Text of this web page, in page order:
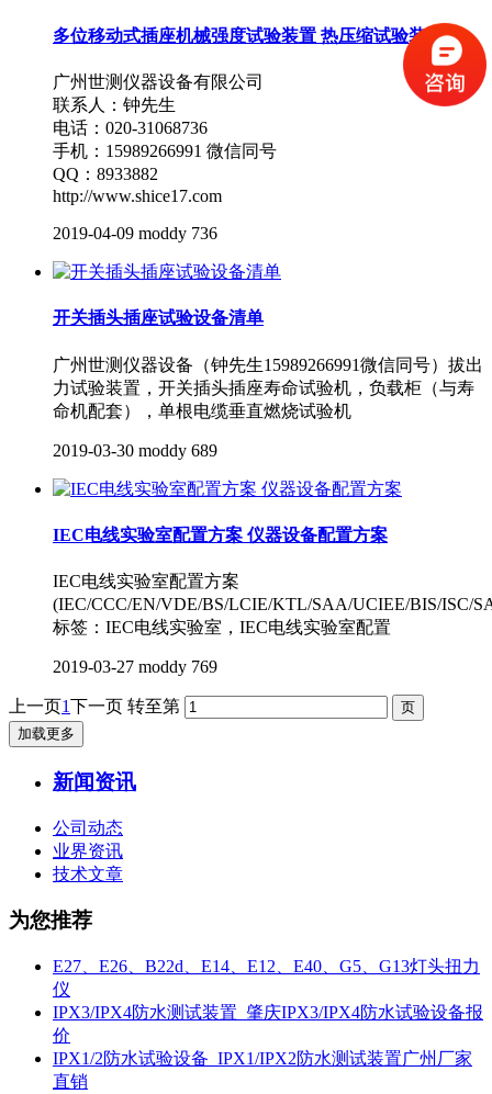
多位移动式插座机械强度试验装置 热压缩试验装置
广州世测仪器设备有限公司
联系人：钟先生
电话：020-31068736
手机：15989266991 微信同号
QQ：8933882
http://www.shice17.com
2019-04-09 moddy 736
开关插头插座试验设备清单
广州世测仪器设备（钟先生15989266991微信同号）拔出
力试验装置，开关插头插座寿命试验机，负载柜（与寿
命机配套），单根电缆垂直燃烧试验机
2019-03-30 moddy 689
IEC电线实验室配置方案 仪器设备配置方案
IEC电线实验室配置方案
(IEC/CCC/EN/VDE/BS/LCIE/KTL/SAA/UCIEE/BIS/ISC/
标签：IEC电线实验室，IEC电线实验室配置
2019-03-27 moddy 769
上一页1下一页 转至第
加载更多
新闻资讯
公司动态
业界资讯
技术文章
为您推荐
E27、E26、B22d、E14、E12、E40、G5、G13灯头扭力
仪
IPX3/IPX4防水测试装置_肇庆IPX3/IPX4防水试验设备报
价
IPX1/2防水试验设备_IPX1/IPX2防水测试装置广州厂家
直销